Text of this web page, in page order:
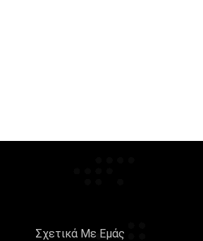
Σχετικά Με Εμάς